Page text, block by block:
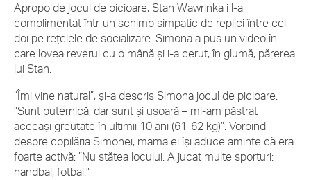
Apropo de jocul de picioare, Stan Wawrinka i l-a
complimentat într-un schimb simpatic de replici între cei
doi pe rețelele de socializare. Simona a pus un video în
care lovea reverul cu o mână și i-a cerut, în glumă, părerea
lui Stan.
”Îmi vine natural”, și-a descris Simona jocul de picioare.
”Sunt puternică, dar sunt și ușoară – mi-am păstrat
aceeași greutate în ultimii 10 ani (61-62 kg)”. Vorbind
despre copilăria Simonei, mama ei își aduce aminte că era
foarte activă: ”Nu stătea locului. A jucat multe sporturi:
handbal, fotbal.”